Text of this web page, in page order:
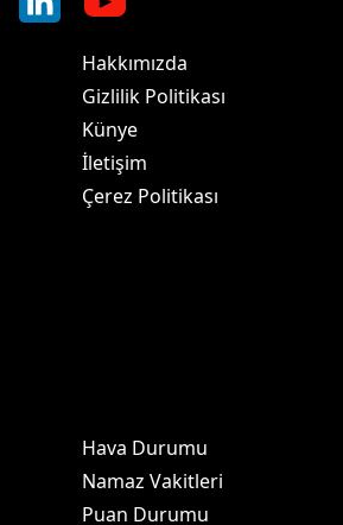
Hakkımızda
Gizlilik Politikası
Künye
İletişim
Çerez Politikası
Hava Durumu
Namaz Vakitleri
Puan Durumu